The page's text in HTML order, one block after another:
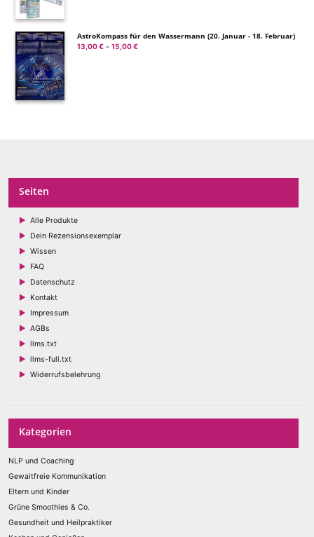
AstroKompass für den Wassermann (20. Januar - 18. Februar)
13,00€ – 15,00€Preisspanne:
Seiten
Alle Produkte
Dein Rezensionsexemplar
Wissen
FAQ
Datenschutz
Kontakt
Impressum
AGBs
llms.txt
llms-full.txt
Widerrufsbelehrung
Kategorien
NLP und Coaching
Gewaltfreie Kommunikation
Eltern und Kinder
Grüne Smoothies & Co.
Gesundheit und Heilpraktiker